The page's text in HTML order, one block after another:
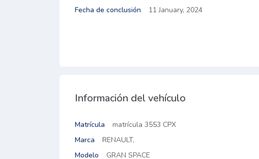
Fecha de conclusión
11 January, 2024
Información del vehículo
Matrícula
matrícula 3553 CPX
Marca
RENAULT,
Modelo
GRAN SPACE